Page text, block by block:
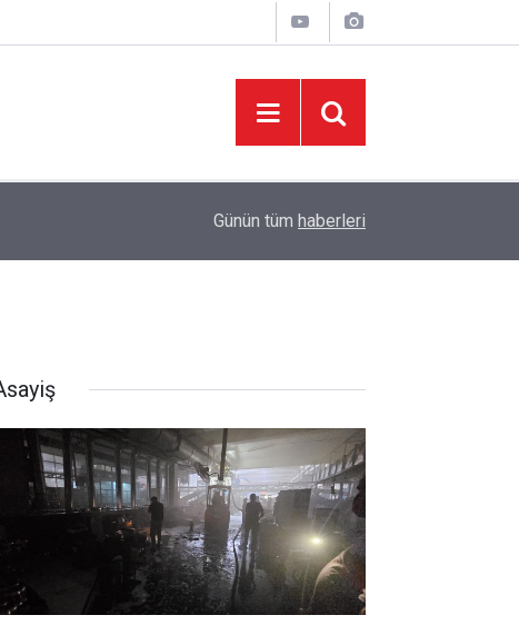
Başkan Toptaş, mahallelerin yaşam kalitesini
Günün tüm haberleri